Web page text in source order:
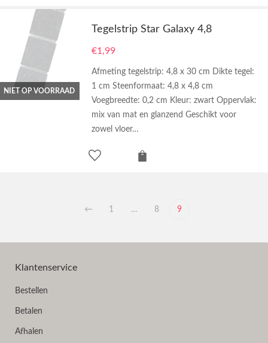
NIET OP VOORRAAD
Tegelstrip Star Galaxy 4,8
€1,99
Afmeting tegelstrip: 4,8 x 30 cm Dikte tegel:
1 cm Steenformaat: 4,8 x 4,8 cm
Voegbreedte: 0,2 cm Kleur: zwart Oppervlak:
mix van mat en glanzend Geschikt voor
zowel vloer…
← 1 … 8 9
Klantenservice
Bestellen
Betalen
Afhalen